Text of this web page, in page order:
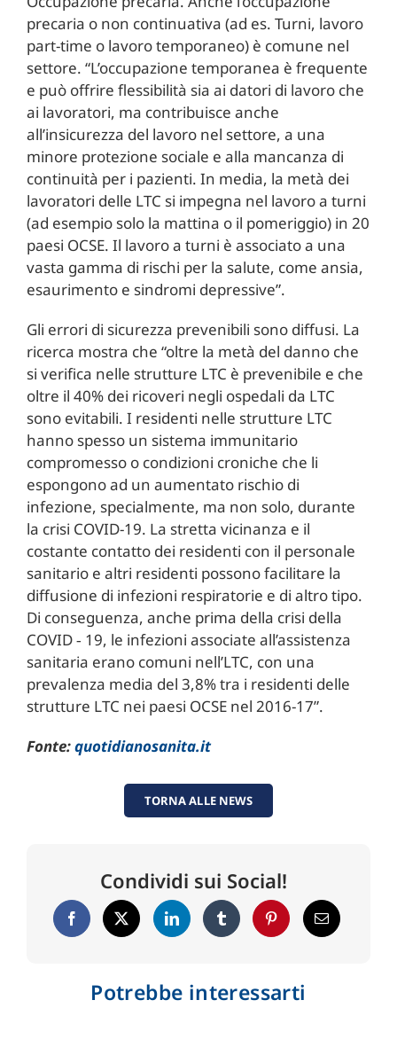
precaria o non continuativa (ad es. Turni, lavoro
part-time o lavoro temporaneo) è comune nel
settore. “L’occupazione temporanea è frequente
e può offrire flessibilità sia ai datori di lavoro che
ai lavoratori, ma contribuisce anche
all’insicurezza del lavoro nel settore, a una
minore protezione sociale e alla mancanza di
continuità per i pazienti. In media, la metà dei
lavoratori delle LTC si impegna nel lavoro a turni
(ad esempio solo la mattina o il pomeriggio) in 20
paesi OCSE. Il lavoro a turni è associato a una
vasta gamma di rischi per la salute, come ansia,
esaurimento e sindromi depressive”.
Gli errori di sicurezza prevenibili sono diffusi. La
ricerca mostra che “oltre la metà del danno che
si verifica nelle strutture LTC è prevenibile e che
oltre il 40% dei ricoveri negli ospedali da LTC
sono evitabili. I residenti nelle strutture LTC
hanno spesso un sistema immunitario
compromesso o condizioni croniche che li
espongono ad un aumentato rischio di
infezione, specialmente, ma non solo, durante
la crisi COVID-19. La stretta vicinanza e il
costante contatto dei residenti con il personale
sanitario e altri residenti possono facilitare la
diffusione di infezioni respiratorie e di altro tipo.
Di conseguenza, anche prima della crisi della
COVID ‑ 19, le infezioni associate all’assistenza
sanitaria erano comuni nell’LTC, con una
prevalenza media del 3,8% tra i residenti delle
strutture LTC nei paesi OCSE nel 2016-17”.
Fonte:quotidianosanita.it
TORNA ALLE NEWS
Condividi sui Social!
Potrebbe interessarti